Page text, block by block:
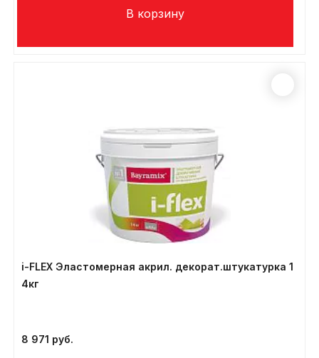
i-FLEX Эластомерная акрил. декорат.штукатурка 1
4кг
8 971